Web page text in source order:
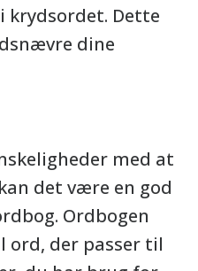
krydsordet. Dette
dine
med at
det være en god
Ordbogen
ord, der passer til